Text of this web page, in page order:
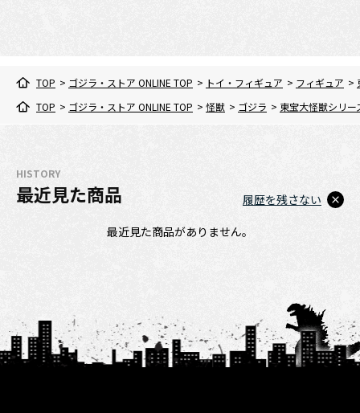
TOP > ゴジラ・ストア ONLINE TOP > トイ・フィギュア > フィギュア >
TOP > ゴジラ・ストア ONLINE TOP > 怪獣 > ゴジラ > 東宝大怪獣シリ
HISTORY
最近見た商品
最近見た商品がありません。
履歴を残さない